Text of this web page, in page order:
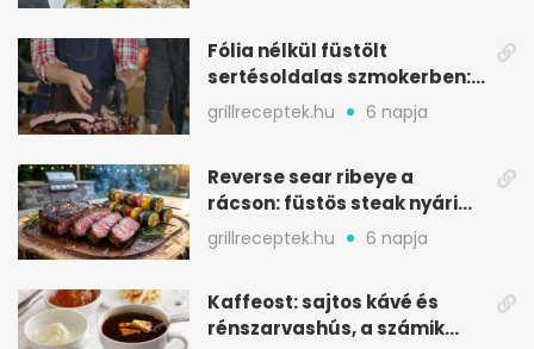
Fólia nélkül füstölt
sertésoldalas szmokerben:
ropogós bark, 6 óra
grillreceptek.hu 6 napja
Reverse sear ribeye a
rácson: füstös steak nyári
tökkebabbal
grillreceptek.hu 6 napja
Kaffeost: sajtos kávé és
rénszarvashús, a számik